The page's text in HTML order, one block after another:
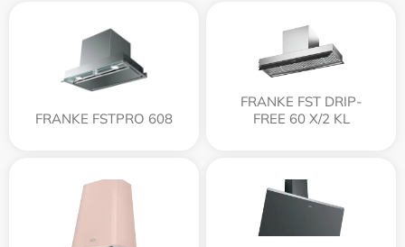
FRANKE FSTPRO 608
FRANKE FST DRIP-
FREE 60 X/2 KL